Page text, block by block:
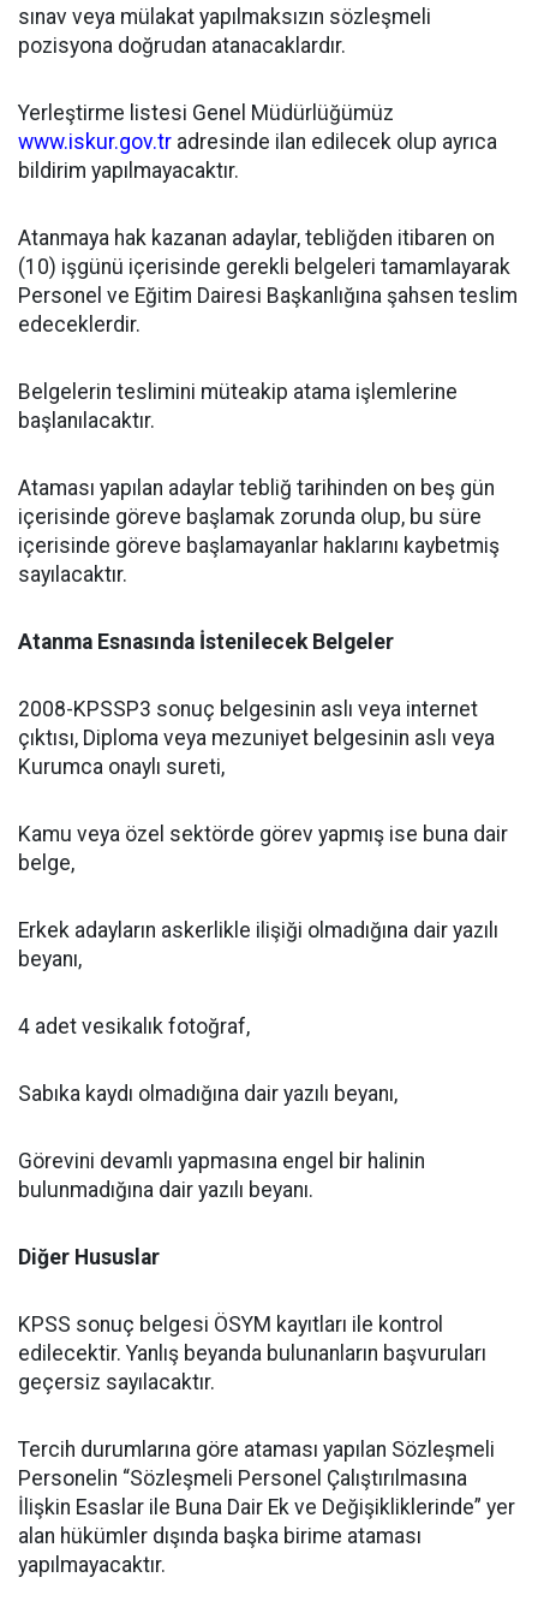
sınav veya mülakat yapılmaksızın sözleşmeli
pozisyona doğrudan atanacaklardır.
Yerleştirme listesi Genel Müdürlüğümüz
www.iskur.gov.tr adresinde ilan edilecek olup ayrıca
bildirim yapılmayacaktır.
Atanmaya hak kazanan adaylar, tebliğden itibaren on
(10) işgünü içerisinde gerekli belgeleri tamamlayarak
Personel ve Eğitim Dairesi Başkanlığına şahsen teslim
edeceklerdir.
Belgelerin teslimini müteakip atama işlemlerine
başlanılacaktır.
Ataması yapılan adaylar tebliğ tarihinden on beş gün
içerisinde göreve başlamak zorunda olup, bu süre
içerisinde göreve başlamayanlar haklarını kaybetmiş
sayılacaktır.
Atanma Esnasında İstenilecek Belgeler
2008-KPSSP3 sonuç belgesinin aslı veya internet
çıktısı, Diploma veya mezuniyet belgesinin aslı veya
Kurumca onaylı sureti,
Kamu veya özel sektörde görev yapmış ise buna dair
belge,
Erkek adayların askerlikle ilişiği olmadığına dair yazılı
beyanı,
4 adet vesikalık fotoğraf,
Sabıka kaydı olmadığına dair yazılı beyanı,
Görevini devamlı yapmasına engel bir halinin
bulunmadığına dair yazılı beyanı.
Diğer Hususlar
KPSS sonuç belgesi ÖSYM kayıtları ile kontrol
edilecektir. Yanlış beyanda bulunanların başvuruları
geçersiz sayılacaktır.
Tercih durumlarına göre ataması yapılan Sözleşmeli
Personelin “Sözleşmeli Personel Çalıştırılmasına
İlişkin Esaslar ile Buna Dair Ek ve Değişikliklerinde” yer
alan hükümler dışında başka birime ataması
yapılmayacaktır.